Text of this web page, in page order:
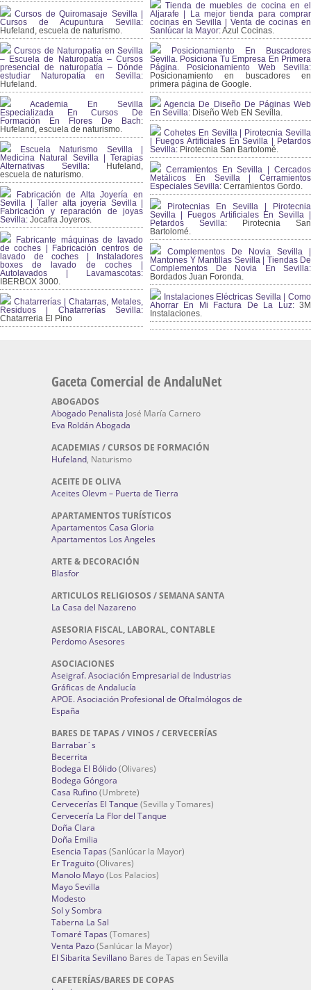
Cursos de Quiromasaje Sevilla |
Cursos de Acupuntura Sevilla:
Hufeland, escuela de naturismo.
Cursos de Naturopatia en Sevilla
– Escuela de Naturopatía – Cursos
presencial de naturopatía – Dónde
estudiar Naturopatía en Sevilla:
Hufeland.
Academia En Sevilla
Especializada En Cursos De
Formación En Flores De Bach:
Hufeland, escuela de naturismo.
Escuela Naturismo Sevilla |
Medicina Natural Sevilla | Terapias
Alternativas Sevilla: Hufeland,
escuela de naturismo.
Fabricación de Alta Joyería en
Sevilla | Taller alta joyería Sevilla |
Fabricación y reparación de joyas
Sevilla: Jocafra Joyeros.
Fabricante máquinas de lavado
de coches | Fabricación centros de
lavado de coches | Instaladores
boxes de lavado de coches |
Autolavados | Lavamascotas:
IBERBOX 3000.
Chatarrerías | Chatarras, Metales,
Residuos | Chatarrerías Sevilla:
Chatarreria El Pino
Tienda de muebles de cocina en el
Aljarafe | La mejor tienda para comprar
cocinas en Sevilla | Venta de cocinas en
Sanlúcar la Mayor:Azul Cocinas.
Posicionamiento En Buscadores
Sevilla. Posiciona Tu Empresa En Primera
Página. Posicionamiento Web Sevilla:
Posicionamiento en buscadores en
primera página de Google.
Agencia De Diseño De Páginas Web
En Sevilla: Diseño Web EN Sevilla.
Cohetes En Sevilla | Pirotecnia Sevilla
| Fuegos Artificiales En Sevilla | Petardos
Sevilla: Pirotecnia San Bartolomé.
Cerramientos En Sevilla | Cercados
Metálicos En Sevilla | Cerramientos
Especiales Sevilla: Cerramientos Gordo.
Pirotecnias En Sevilla | Pirotecnia
Sevilla | Fuegos Artificiales En Sevilla |
Petardos Sevilla: Pirotecnia San
Bartolomé.
Complementos De Novia Sevilla |
Mantones Y Mantillas Sevilla | Tiendas De
Complementos De Novia En Sevilla:
Bordados Juan Foronda.
Instalaciones Eléctricas Sevilla | Como
Ahorrar En Mi Factura De La Luz:3M
Instalaciones.
Gaceta Comercial de AndaluNet
ABOGADOS
Abogado Penalista José María Carnero
Eva Roldán Abogada
ACADEMIAS / CURSOS DE FORMACIÓN
Hufeland, Naturismo
ACEITE DE OLIVA
Aceites Olevm – Puerta de Tierra
APARTAMENTOS TURÍSTICOS
Apartamentos Casa Gloria
Apartamentos Los Angeles
ARTE & DECORACIÓN
Blasfor
ARTICULOS RELIGIOSOS / SEMANA SANTA
La Casa del Nazareno
ASESORIA FISCAL, LABORAL, CONTABLE
Perdomo Asesores
ASOCIACIONES
Aseigraf. Asociación Empresarial de Industrias
Gráficas de Andalucía
APOE. Asociación Profesional de Oftalmólogos de
España
BARES DE TAPAS / VINOS / CERVECERÍAS
Barrabar´s
Becerrita
Bodega El Bólido(Olivares)
Bodega Góngora
Casa Rufino(Umbrete)
Cervecerías El Tanque (Sevilla y Tomares)
Cervecería La Flor del Tanque
Doña Clara
Doña Emilia
Esencia Tapas (Sanlúcar la Mayor)
Er Traguito(Olivares)
Manolo Mayo(Los Palacios)
Mayo Sevilla
Modesto
Sol y Sombra
Taberna La Sal
Tomaré Tapas (Tomares)
Venta Pazo(Sanlúcar la Mayor)
El Sibarita Sevillano Bares de Tapas en Sevilla
CAFETERÍAS/BARES DE COPAS